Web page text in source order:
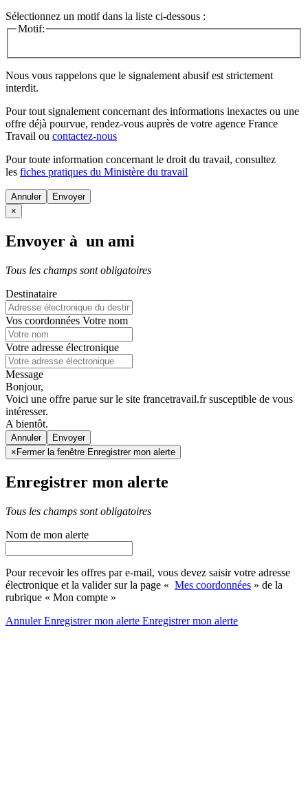
Sélectionnez un motif dans la liste ci-dessous :
Motif:
Nous vous rappelons que le signalement abusif est strictement
interdit.
Pour tout signalement concernant des informations inexactes ou une
offre déjà pourvue, rendez-vous auprès de votre agence France
Travail ou contactez-nous
Pour toute information concernant le droit du travail, consultez
les fiches pratiques du Ministère du travail
Annuler
×
Envoyer à un ami
Tous les champs sont obligatoires
Destinataire
Vos coordonnées Votre nom
Votre adresse électronique
Message
Bonjour,
Voici une offre parue sur le site francetravail.fr susceptible de vous
intéresser.
A bientôt.
Annuler
× Fermer la fenêtre Enregistrer mon alerte
Enregistrer mon alerte
Tous les champs sont obligatoires
Nom de mon alerte
Pour recevoir les offres par e-mail, vous devez saisir votre adresse
électronique et la valider sur la page « Mes coordonnées » de la
rubrique « Mon compte »
AnnulerEnregistrer mon alerte Enregistrermon alerte